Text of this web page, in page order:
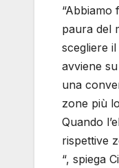
paura del
scegliere
avviene
una
zone più
Quando
rispettive
“, spiega